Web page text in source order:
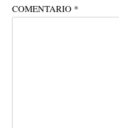
COMENTARIO *